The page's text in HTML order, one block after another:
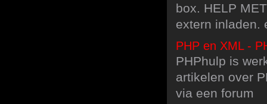
box. HELP
extern inladen.
PHP en XML -
PHPhulp is
artikelen over
via een forum